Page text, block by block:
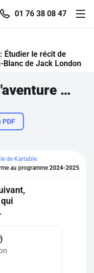
01 76 38 08 47
offerts.
Étudier le récit de
Blanc de Jack London
Étudier le récit de l'aventure dans un extrait de Croc-Blanc de Jack London
de Kartable.
au programme 2024-2025
)